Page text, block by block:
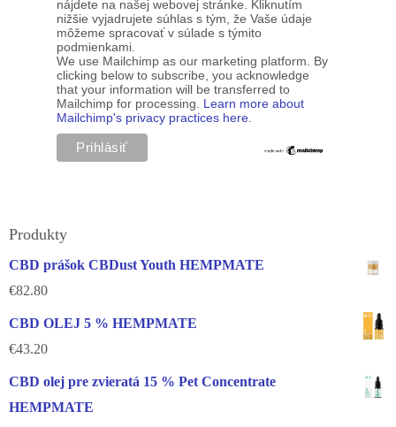
nájdete na našej webovej stránke. Kliknutím
nižšie vyjadrujete súhlas s tým, že Vaše údaje
môžeme spracovať v súlade s týmito
podmienkami.
We use Mailchimp as our marketing platform. By
clicking below to subscribe, you acknowledge
that your information will be transferred to
Mailchimp for processing. Learn more about
Mailchimp's privacy practices here.
Produkty
CBD prášok CBDust Youth HEMPMATE
€82.80
CBD OLEJ 5 % HEMPMATE
€43.20
CBD olej pre zvieratá 15 % Pet Concentrate
HEMPMATE